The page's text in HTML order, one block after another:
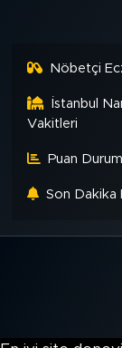
Nöbetçi
İstanbul
Vakitleri
Puan
Son Dakika